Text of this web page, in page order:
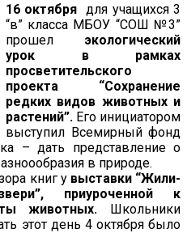
16 октября для учащихся 3
“в” класса МБОУ “СОШ №3”
прошел экологический
урок в рамках
просветительского
проекта “Сохранение
редких видов животных и
растений”. Его инициатором
выступил Всемирный фонд
– дать представление о
в природе.
книг у выставки “Жили-
приуроченной к
животных. Школьники
этот день 4 октября было